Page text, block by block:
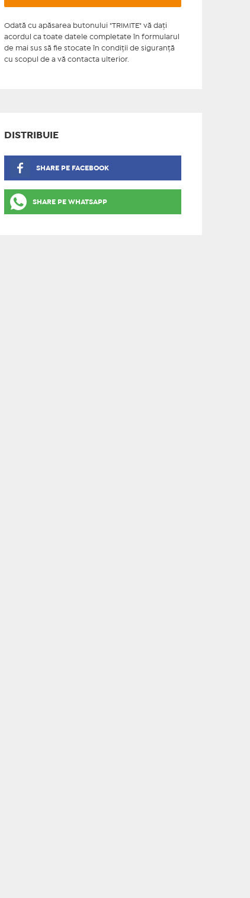
Odată cu apăsarea butonului "TRIMITE" vă daţi
acordul ca toate datele completate în formularul
de mai sus să fie stocate în condiţii de siguranţă
cu scopul de a vă contacta ulterior.
DISTRIBUIE
SHARE PE FACEBOOK
SHARE PE WHATSAPP